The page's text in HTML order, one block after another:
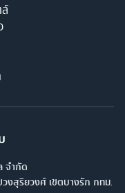
จำกัด
งสุริยวงศ์ เขตบางรัก กทม.